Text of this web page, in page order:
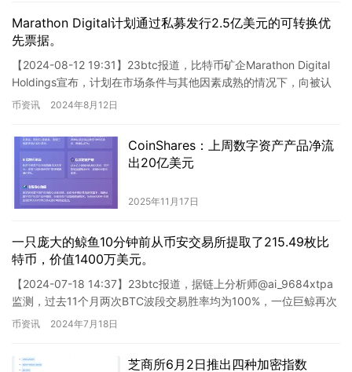
Marathon Digital计划通过私募发行2.5亿美元的可转换优
先票据。
【2024-08-12 19:31】23btc报道，比特币矿企Marathon Digital
Holdings宣布，计划在市场条件与其他因素成熟的情况下，向被认
定为合格机构买家的…
币资讯 2024年8月12日
CoinShares：上周数字资产产品净流
出20亿美元
2025年11月17日
一只庞大的鲸鱼10分钟前从币安交易所提取了215.49枚比
特币，价值1400万美元。
【2024-07-18 14:37】23btc报道，据链上分析师@ai_9684xtpa
监测，过去11个月两次BTC波段交易胜率均为100%，一位巨鲸再次
加大了持仓。消息显示，这位…
币资讯 2024年7月18日
芝商所6月2日推出四种加密指数